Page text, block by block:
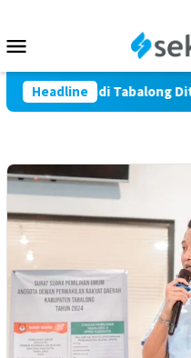
konten
Mobile
Headline
Marindi Tabalong